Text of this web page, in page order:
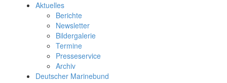
Aktuelles
Berichte
Newsletter
Bildergalerie
Termine
Presseservice
Archiv
Deutscher Marinebund